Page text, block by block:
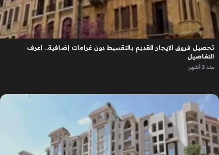
تحصيل فروق الإيجار القديم بالتقسيط دون غرامات إضافية.. اعرف
التفاصيل
منذ 3 أشهر